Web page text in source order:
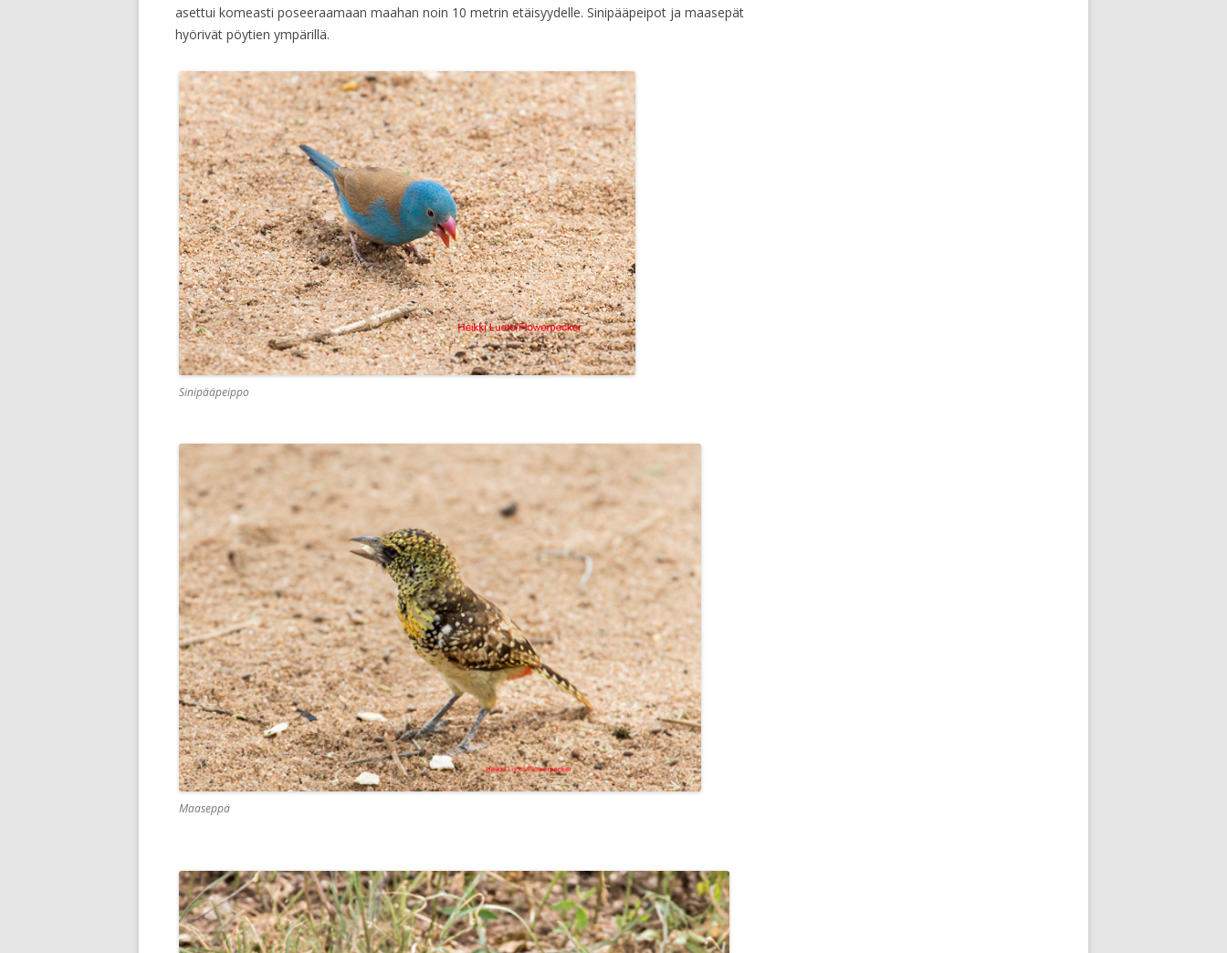
asettui komeasti poseeraamaan maahan noin 10 metrin etäisyydelle. Sinipääpeipot ja maasepät
hyörivät pöytien ympärillä.
Sinipääpeippo
Maaseppä